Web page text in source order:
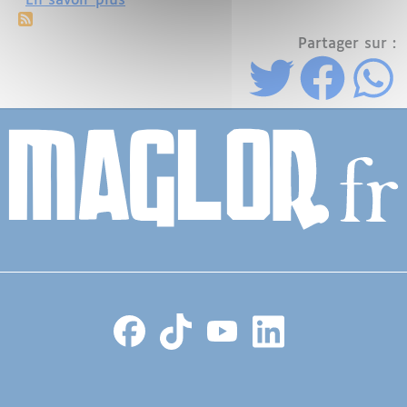
Partager sur :